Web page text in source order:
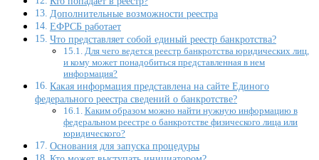
Дополнительные возможности реестра
ЕФРСБ работает
Что представляет собой единый реестр банкротства?
Для чего ведется реестр банкротства юридических лиц,
и кому может понадобиться представленная в нем
информация?
Какая информация представлена на сайте Единого
федерального реестра сведений о банкротстве?
Каким образом можно найти нужную информацию в
федеральном реестре о банкротстве физического лица или
юридического?
Основания для запуска процедуры